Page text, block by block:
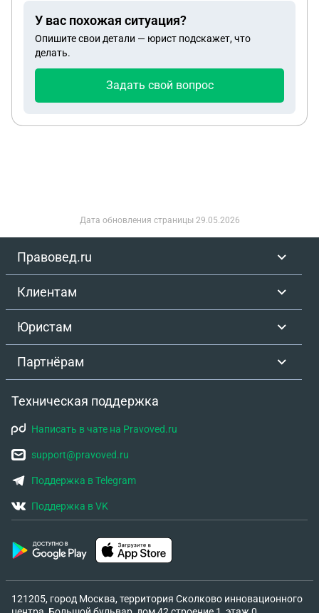
У вас похожая ситуация?
Опишите свои детали — юрист подскажет, что
делать.
Задать свой вопрос
Дата обновления страницы 29.05.2026
Правовед.ru
Клиентам
Юристам
Партнёрам
Техническая поддержка
Написать в чате на Pravoved.ru
support@pravoved.ru
Поддержка в Telegram
Поддержка в VK
121205, город Москва, территория Сколково инновационного